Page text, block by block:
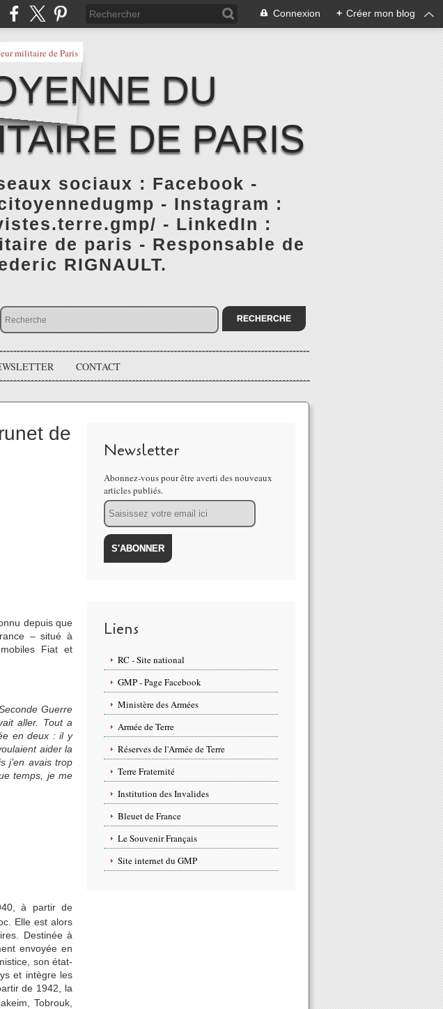
Connexion + Créer mon blog
DU
DE PARIS
sociaux : Facebook -
- Instagram :
- LinkedIn :
de paris - Responsable de
RIGNAULT.
CONTACT
de
depuis que
– situé à
Fiat et
Guerre
aller. Tout a
en deux : il y
aider la
j’en avais trop
temps, je me
à partir de
Elle est alors
Destinée à
envoyée en
son état-
et intègre les
de 1942, la
Tobrouk,
Newsletter
Abonnez-vous pour être averti des nouveaux
articles publiés.
Email
Liens
RC - Site national
GMP - Page Facebook
Ministère des Armées
Armée de Terre
Réserves de l'Armée de Terre
Terre Fraternité
Institution des Invalides
Bleuet de France
Le Souvenir Français
Site internet du GMP